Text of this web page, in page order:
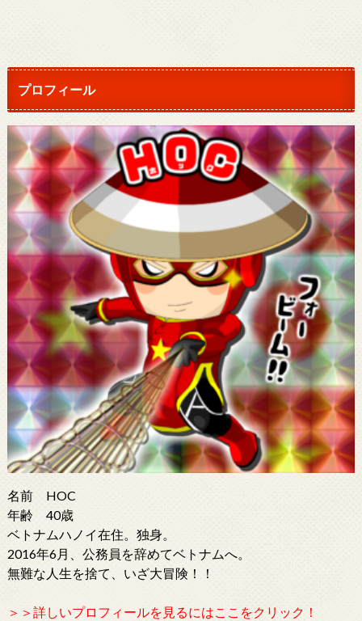
プロフィール
名前 HOC
年齢 40歳
ベトナムハノイ在住。独身。
2016年6月、公務員を辞めてベトナムへ。
無難な人生を捨て、いざ大冒険！！
＞＞詳しいプロフィールを見るにはここをクリック！